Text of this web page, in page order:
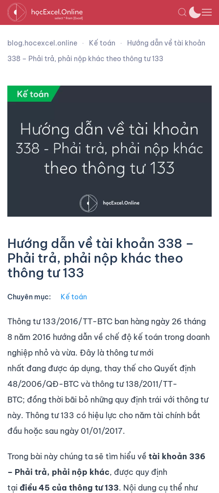
blog.hocexcel.online Kế toán
Hướng dẫn về tài khoản
338 – Phải trả, phải nộp khác theo thông tư 133
Hướng dẫn về tài khoản 338 –
Phải trả, phải nộp khác theo
thông tư 133
Chuyên mục: Kế toán
Thông tư 133/2016/TT-BTC ban hàng ngày 26 tháng
8 năm 2016 hướng dẫn về chế độ kế toán trong doanh
nghiệp nhỏ và vừa. Đây là thông tư mới
nhất đang được áp dụng, thay thế cho Quyết định
48/2006/QĐ-BTC và thông tư 138/2011/TT-
BTC; đồng thời bãi bỏ những quy định trái với thông tư
này. Thông tư 133 có hiệu lực cho năm tài chính bắt
đầu hoặc sau ngày 01/01/2017.
Trong bài này chúng ta sẽ tìm hiểu về tài khoản 336
– Phải trả, phải nộp khác, được quy định
tại điều 45 của thông tư133. Nội dung cụ thể như